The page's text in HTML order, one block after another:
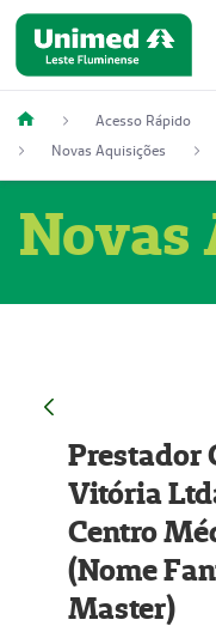
Acesso Rápido
Novas Aquisições
Novas
Prestador
Vitória
Centro
(Nome
Master)